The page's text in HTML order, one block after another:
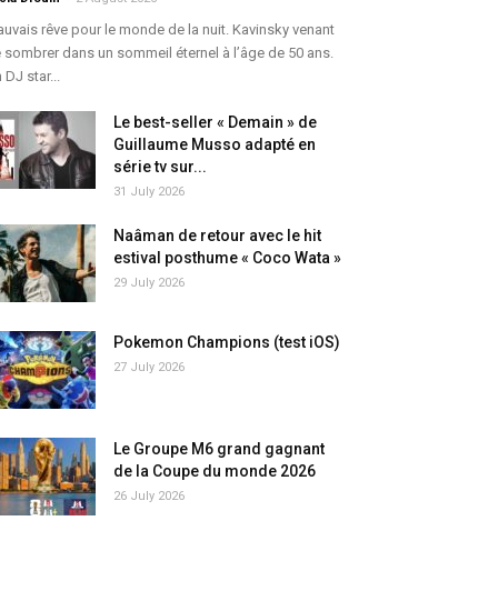
rêve pour le monde de la nuit. Kavinsky venant
sombrer dans un sommeil éternel à l’âge de 50 ans.
DJ star...
Le best-seller « Demain » de
Guillaume Musso adapté en
série tv sur...
31 July 2026
Naâman de retour avec le hit
estival posthume « Coco Wata »
29 July 2026
Pokemon Champions (test iOS)
27 July 2026
Le Groupe M6 grand gagnant
de la Coupe du monde 2026
26 July 2026